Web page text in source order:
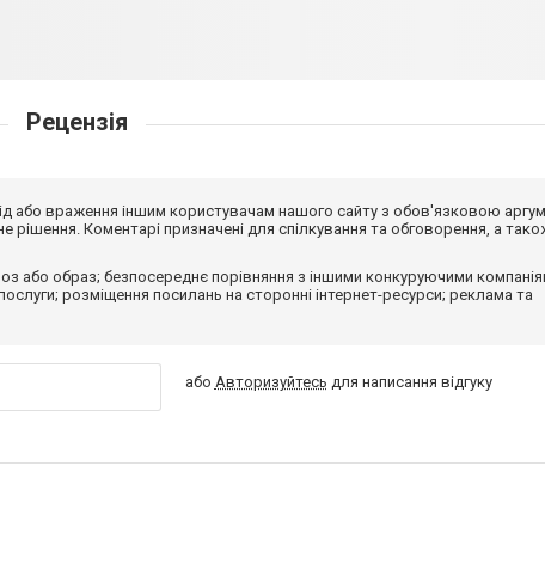
Рецензія
або враження іншим користувачам нашого сайту з обов'язковою
Коментарі призначені для спілкування та обговорення, а
або образ; безпосереднє порівняння з іншими конкуруючими
розміщення посилань на сторонні інтернет-ресурси; реклама та
або Авторизуйтесь для написання відгуку